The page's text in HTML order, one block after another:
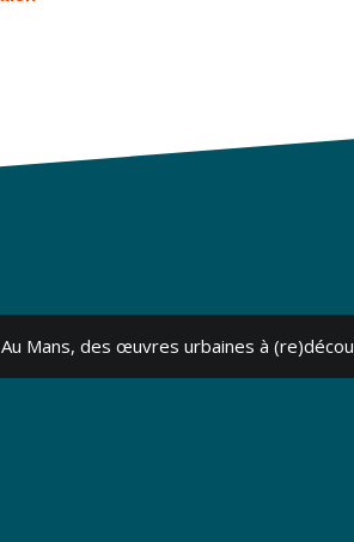
Au Mans, des œuvres urbaines à